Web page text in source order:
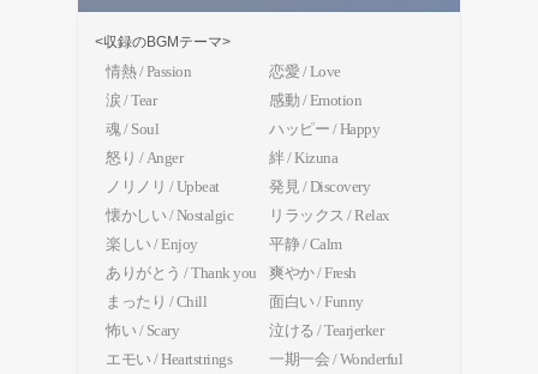
<収録のBGMテーマ>
情熱 / Passion
恋愛 / Love
涙 / Tear
感動 / Emotion
魂 / Soul
ハッピー / Happy
怒り / Anger
絆 / Kizuna
ノリノリ / Upbeat
発見 / Discovery
懐かしい / Nostalgic
リラックス / Relax
楽しい / Enjoy
平静 / Calm
ありがとう / Thank you
爽やか / Fresh
まったり / Chill
面白い / Funny
怖い / Scary
泣ける / Tearjerker
エモい / Heartstrings
一期一会 / Wonderful